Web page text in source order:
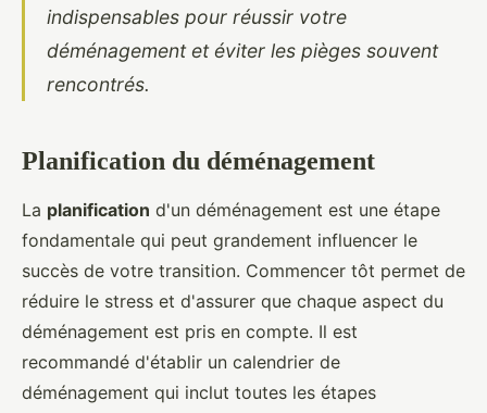
indispensables pour réussir votre
déménagement et éviter les pièges souvent
rencontrés.
Planification du déménagement
La planification d'un déménagement est une étape
fondamentale qui peut grandement influencer le
succès de votre transition. Commencer tôt permet de
réduire le stress et d'assurer que chaque aspect du
déménagement est pris en compte. Il est
recommandé d'établir un calendrier de
déménagement qui inclut toutes les étapes